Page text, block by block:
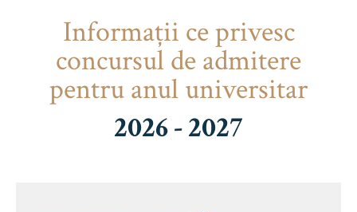
Informaţii ce privesc
concursul de admitere
pentru anul universitar
2026 - 2027